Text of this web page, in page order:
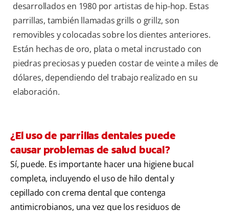
desarrollados en 1980 por artistas de hip-hop. Estas
parrillas, también llamadas grills o grillz, son
removibles y colocadas sobre los dientes anteriores.
Están hechas de oro, plata o metal incrustado con
piedras preciosas y pueden costar de veinte a miles de
dólares, dependiendo del trabajo realizado en su
elaboración.
¿El uso de parrillas dentales puede
causar problemas de salud bucal?
Sí, puede. Es importante hacer una higiene bucal
completa, incluyendo el uso de hilo dental y
cepillado con crema dental que contenga
antimicrobianos, una vez que los residuos de